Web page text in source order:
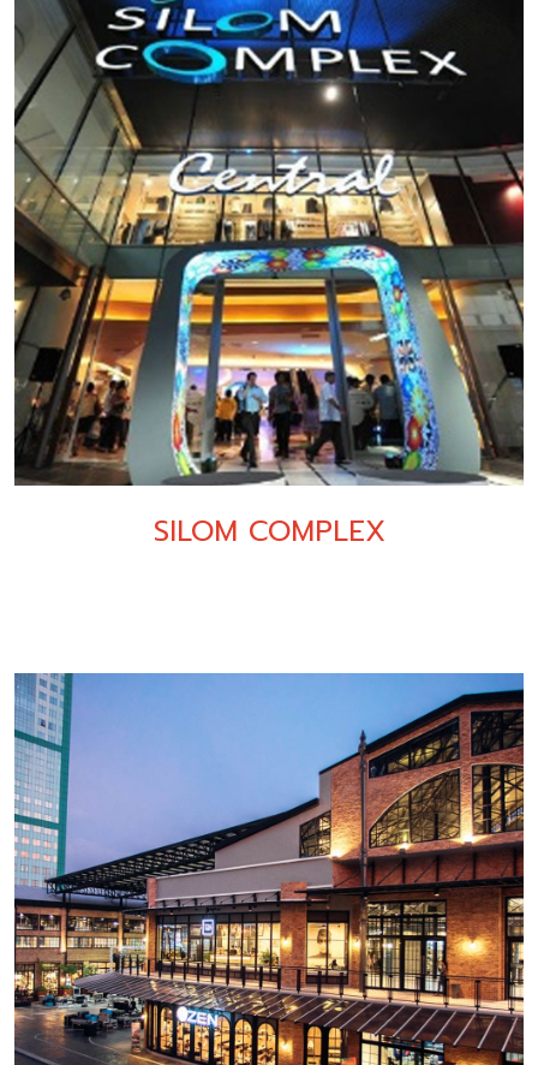
SILOM COMPLEX